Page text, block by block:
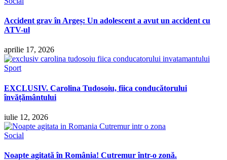
Accident grav în Argeș: Un adolescent a avut un accident cu
ATV-ul
aprilie 17, 2026
Sport
EXCLUSIV. Carolina Tudosoiu, fiica conducătorului
învățământului
iulie 12, 2026
Social
Noapte agitată în România! Cutremur într-o zonă.